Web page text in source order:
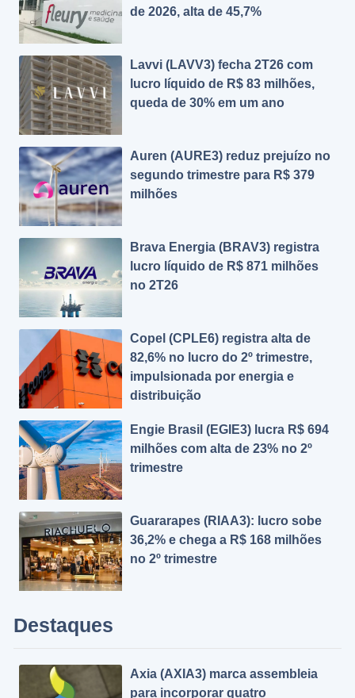
de 2026, alta de 45,7%
Lavvi (LAVV3) fecha 2T26 com
lucro líquido de R$ 83 milhões,
queda de 30% em um ano
Auren (AURE3) reduz prejuízo no
segundo trimestre para R$ 379
milhões
Brava Energia (BRAV3) registra
lucro líquido de R$ 871 milhões
no 2T26
Copel (CPLE6) registra alta de
82,6% no lucro do 2º trimestre,
impulsionada por energia e
distribuição
Engie Brasil (EGIE3) lucra R$ 694
milhões com alta de 23% no 2º
trimestre
Guararapes (RIAA3): lucro sobe
36,2% e chega a R$ 168 milhões
no 2º trimestre
Destaques
Axia (AXIA3) marca assembleia
para incorporar quatro